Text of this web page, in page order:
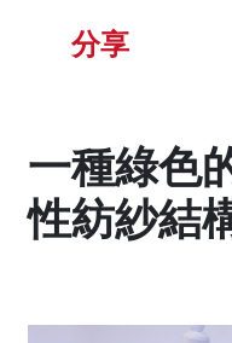
分享
一種綠色
性紡紗結